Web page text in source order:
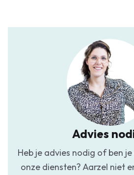
Advies
Heb je advies nodig of ben
onze diensten? Aarzel niet